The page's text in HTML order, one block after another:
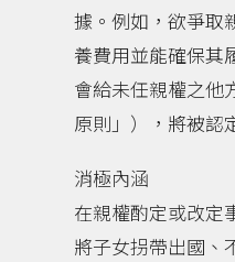
據。例如，欲爭取
養費用並能確保其
會給未任親權之他
原則」），將被認
消極內涵
在親權酌定或改定
將子女拐帶出國、